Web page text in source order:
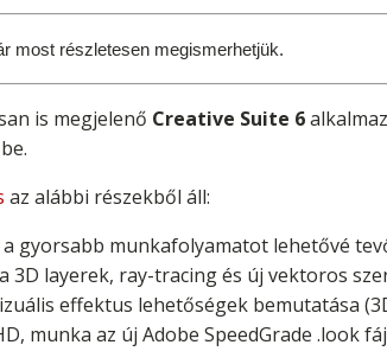
most részletesen megismerhetjük.
is megjelenő Creative Suite 6
az alábbi részekből áll:
gyorsabb munkafolyamatot lehetővé
3D layerek, ray-tracing és új vektoros
effektus lehetőségek bemutatása
munka az új Adobe SpeedGrade .look